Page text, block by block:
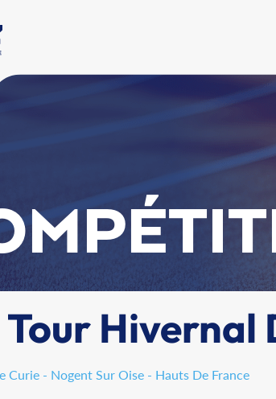
Hivernal
Curie - Nogent Sur Oise - Hauts De France